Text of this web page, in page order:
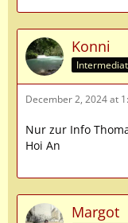
Konni
December 2, 2024 at
Nur zur Info
Hoi An
Margot